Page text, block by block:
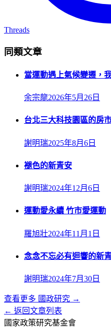
Threads
同類文章
當運動遇上氣候變遷，
余宗龍2026年5月26日
台北三大科技園區的房
謝明瑞2025年8月6日
褪色的新青安
謝明瑞2024年12月6日
運動愛永續 竹市愛運動
羅旭壯2024年11月1日
念念不忘必有迴響的新
謝明瑞2024年7月30日
查看更多 國政研究 →
← 返回文章列表
國家政策研究基金會